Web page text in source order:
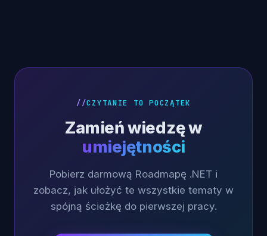
CZYTANIE TO POCZĄTEK
Zamień wiedzę w
umiejętności
Pobierz darmową Roadmapę .NET i
zobacz, jak ułożyć te wszystkie tematy w
spójną ścieżkę do pierwszej pracy.